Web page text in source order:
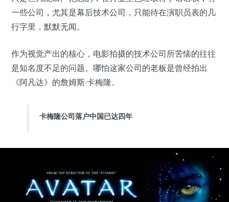
一些公司，尤其是幕后技术公司，只能待在演职员表的几
行字里，默默无闻。
作为视觉产出的核心，电影拍摄的技术公司所苦恼的往往
是知名度不足的问题。哪怕这家公司的老板是曾经拍出
《阿凡达》的詹姆斯·卡梅隆。
卡梅隆公司落户中国已达四年